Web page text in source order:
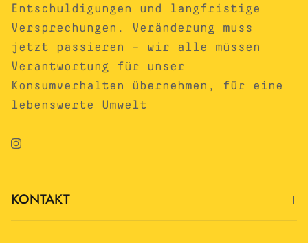
Entschuldigungen und langfristige
Versprechungen. Veränderung muss
jetzt passieren – wir alle müssen
Verantwortung für unser
Konsumverhalten übernehmen, für eine
lebenswerte Umwelt
Instagram
KONTAKT